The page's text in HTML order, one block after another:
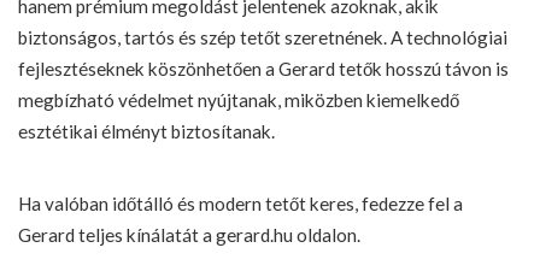
hanem prémium megoldást jelentenek azoknak, akik
biztonságos, tartós és szép tetőt szeretnének. A technológiai
fejlesztéseknek köszönhetően a Gerard tetők hosszú távon is
megbízható védelmet nyújtanak, miközben kiemelkedő
esztétikai élményt biztosítanak.
Ha valóban időtálló és modern tetőt keres, fedezze fel a
Gerard teljes kínálatát a gerard.hu oldalon.